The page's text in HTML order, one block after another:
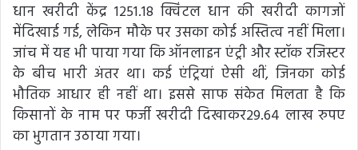
धान खरीदी केंद्र 1251.18 क्विंटल धान की खरीदी कागजों
मेंदिखाई गई, लेकिन मौके पर उसका कोई अस्तित्व नहीं मिला।
जांच में यह भी पाया गया कि ऑनलाइन एंट्री और स्टॉक रजिस्टर
के बीच भारी अंतर था। कई एंट्रियां ऐसी थीं, जिनका कोई
भौतिक आधार ही नहीं था। इससे साफ संकेत मिलता है कि
किसानों के नाम पर फर्जी खरीदी दिखाकर29.64 लाख रुपए
का भुगतान उठाया गया।